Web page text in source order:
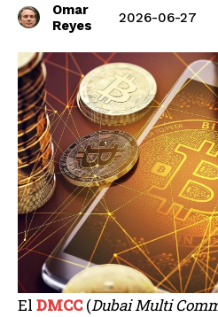
Omar
Reyes
2026-06-27
El DMCC(Dubai Multi